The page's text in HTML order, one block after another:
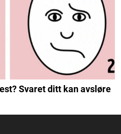
Svaret ditt kan avsløre